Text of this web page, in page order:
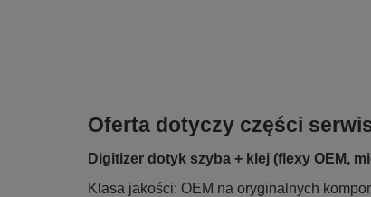
Oferta dotyczy części
Digitizer dotyk szyba + klej (flexy OEM,
Klasa jakości: OEM na oryginalnych